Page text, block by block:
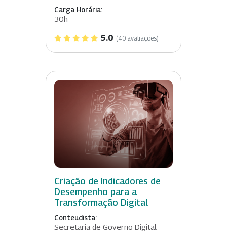
Carga Horária:
30h
5.0 (40 avaliações)
Criação de Indicadores de
Desempenho para a
Transformação Digital
Conteudista:
Secretaria de Governo Digital